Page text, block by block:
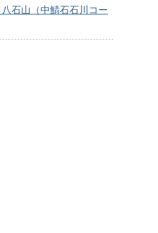
石山（中鯖石石川コー